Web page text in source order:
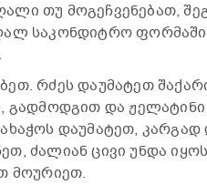
თუ მოგეჩვენებათ,
საკონდიტრო
რძეს დაუმატეთ
გადმოდგით და
დაუმატეთ,
ძალიან ცივი უნდა
მოურიეთ.